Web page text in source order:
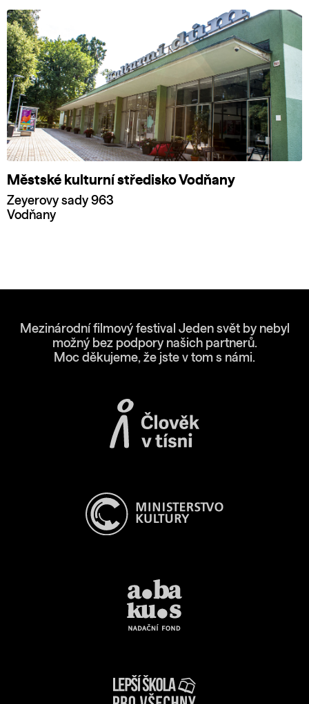
Městské kulturní středisko Vodňany
Zeyerovy sady 963
Vodňany
Mezinárodní filmový festival Jeden svět by nebyl
možný bez podpory našich partnerů.
Moc děkujeme, že jste v tom s námi.